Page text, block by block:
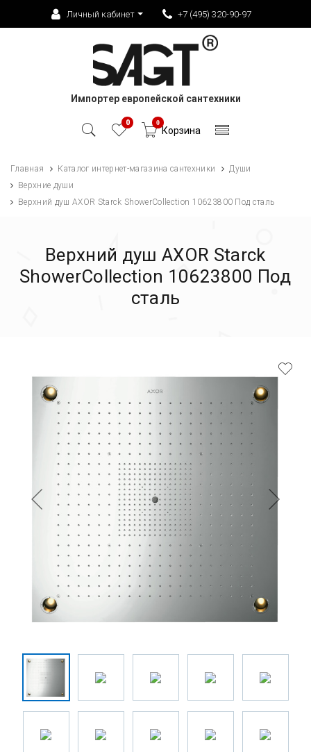
Личный кабинет +7 (495) 320-90-97
Импортер европейской сантехники
0 0
Корзина
Главная Каталог интернет-магазина сантехники
Души
Верхние души
Верхний душ AXOR Starck ShowerCollection 10623800 Под сталь
Верхний душ AXOR Starck
ShowerCollection 10623800 Под
сталь